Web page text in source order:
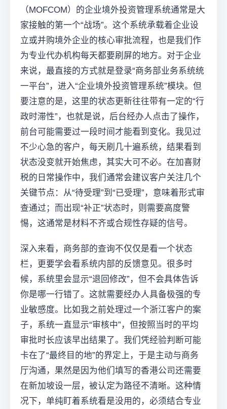
（MOFCOM）的企业境外投资管理系统通常是大
家接触的第一个“战场”。这个系统承载着企业设
立或并购境外企业的核心审批流程，也是我们作
为专业代办机构每天都要刷屏的地方。对于企业
来说，最直接的方式就是登录“商务部业务系统统
一平台”，进入“企业境外投资管理系统”模块。但
要注意的是，这里的状态更新往往带有一定的“行
政时滞性”，也就是说，后台经办人点击了操作，
前台可能需要过一段时间才能看到变化。我见过
不少心急的客户，每天刷几十遍系统，结果看到
状态没变就开始焦虑，其实大可不必。在加喜财
税的日常操作中，我们通常会建议客户关注几个
关键节点：从“待受理”到“已受理”，意味着形式审
查通过；而出现“补正”状态时，则需要高度警
惕，这通常是材料不齐或合规性存疑的信号。
深入来看，商务部的查询不仅仅是看一个状态
栏，更要学会看系统内部的反馈意见。很多时
候，系统里会显示“退回修改”，但不会具体告诉
你是哪一行错了。这就需要经办人具备极强的专
业敏感度。比如我之前处理过一个浙江客户的案
子，系统一直显示“审核中”，但按照当时的平均
审批时长应该早出结果了。我们凭经验判断可能
卡在了“最终目的地”的界定上，于是主动与商务
厅沟通，果然是因为他们填写的香港公司还需要
在新加坡设一层，被认定为路径不清晰。这种情
况下，单纯盯着系统看是没用的，必须结合专业